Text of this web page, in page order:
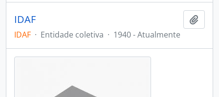
IDAF
IDAF · Entidade coletiva · 1940 - Atualmente